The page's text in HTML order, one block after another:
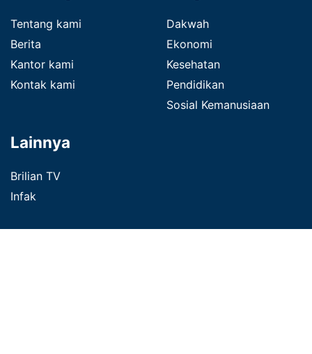
Tentang kami
Berita
Kantor kami
Kontak kami
Dakwah
Ekonomi
Kesehatan
Pendidikan
Sosial Kemanusiaan
Lainnya
Brilian TV
Infak